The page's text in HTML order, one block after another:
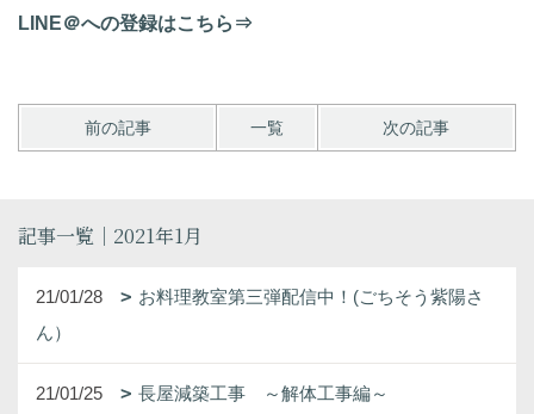
LINE＠への登録はこちら⇒
前の記事 一覧 次の記事
記事一覧｜2021年1月
21/01/28
お料理教室第三弾配信中！(ごちそう紫陽さ
ん）
21/01/25 長屋減築工事 ～解体工事編～